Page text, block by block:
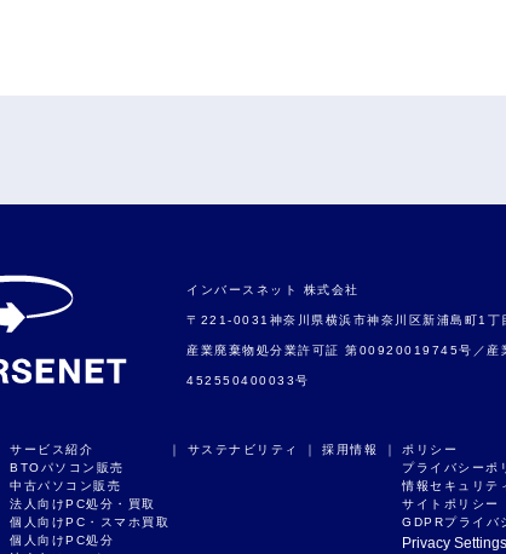
インバースネット 株式会社
〒221-0031神奈川県横浜市神奈川区新浦島町1
産業廃棄物処分業許可証 第00920019745号／
452550400033号
サービス紹介
｜
BTOパソコン販売
中古パソコン販売
法人向けPC処分・買取
個人向けPC・スマホ買取
個人向けPC処分
サステナビリティ ｜ 採用情報 ｜
ポ
プライバシーポ
情報セキュリテ
サイトポリシー
GDPRプライバ
Privacy Settings